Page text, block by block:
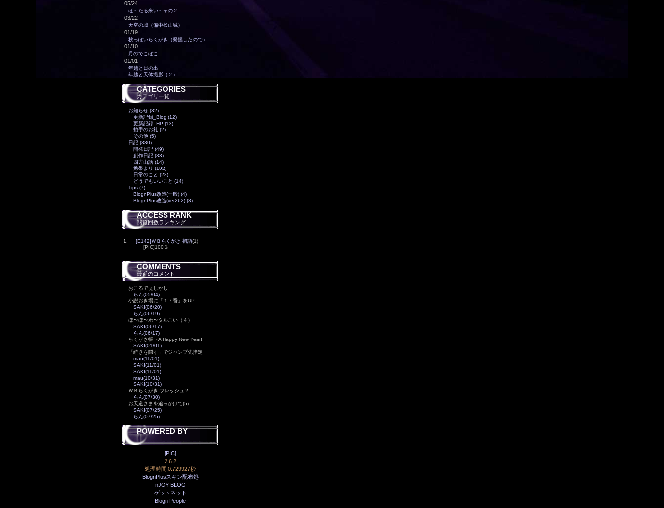
05/24
ほ～たる来い～その２
03/22
天空の城（備中松山城）
01/19
秋っぽいらくがき（発掘したので）
01/10
月のでこぼこ
01/01
年越と日の出
年越と天体撮影（２）
CATEGORIES
カテゴリ一覧
お知らせ (32)
更新記録_Blog (12)
更新記録_HP (13)
拍手のお礼 (2)
その他 (5)
日記 (330)
開発日記 (49)
創作日記 (33)
四方山話 (14)
携帯より (192)
日常のこと (28)
どうでもいいこと (14)
Tips (7)
BlognPlus改造(一般) (4)
BlognPlus改造(ver262) (3)
ACCESS RANK
閲覧回数ランキング
1. [E142]ＷＢらくがき 初詣(1)
[PIC]100％
COMMENTS
最近のコメント
おこるでぇしかし
らん(05/04)
小説おき場に「１７番」をUP
SAKI(06/20)
らん(06/19)
ほ〜ほ〜ホ〜タルこい（４）
SAKI(06/17)
らん(06/17)
らくがき帳〜A Happy New Year!
SAKI(01/01)
「続きを隠す」でジャンプ先指定
mau(11/01)
SAKI(11/01)
SAKI(11/01)
mau(10/31)
SAKI(10/31)
ＷＢらくがき フレッシュ？
らん(07/30)
お天道さまを追っかけて(5)
SAKI(07/25)
らん(07/25)
POWERED BY
[PIC]
2.6.2
処理時間 0.729927秒
BlognPlusスキン配布処
nJOY BLOG
ゲットネット
Blogn People